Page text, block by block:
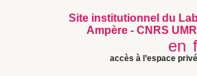
Site institutionnel du
Ampère - CNRS
accès à l’espace privé
en